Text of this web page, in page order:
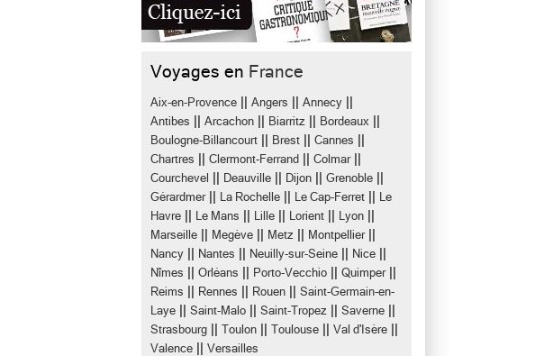
Voyages en France
Aix-en-Provence Angers Annecy
Antibes Arcachon Biarritz Bordeaux
Boulogne-Billancourt Brest Cannes
Chartres Clermont-Ferrand Colmar||
Courchevel Deauville Dijon Grenoble
Gérardmer|| La Rochelle Le Cap-Ferret
Le
Havre
Le Mans Lille Lorient Lyon
Marseille Megève Metz Montpellier||
Nancy Nantes Neuilly-sur-Seine Nice
Nîmes Orléans Porto-Vecchio Quimper||
Reims Rennes Rouen
Saint-Germain-en-
Laye
Saint-Malo Saint-Tropez Saverne
Strasbourg Toulon Toulouse Val d'Isère
Valence Versailles